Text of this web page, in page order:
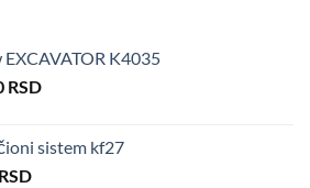
K4035
RSD
sistem kf27
RSD